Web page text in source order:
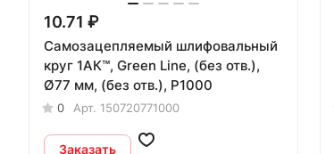
10.71 ₽
Самозацепляемый шлифовальный
круг 1АК™, Green Line, (без отв.),
Ø77 мм, (без отв.), P1000
0 Арт. 150720771000
Заказать